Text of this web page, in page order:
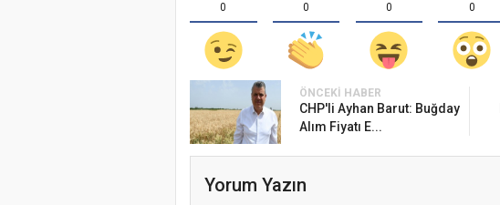
0 0 0 0
ÖNCEKI HABER
CHP'li Ayhan Barut: Buğday
Alım Fiyatı E...
Yorum Yazın